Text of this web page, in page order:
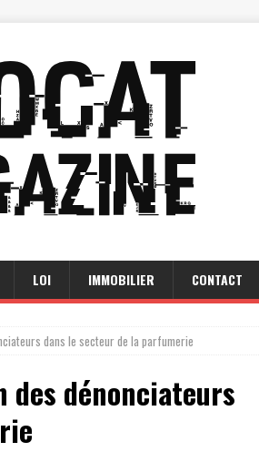
LOI IMMOBILIER CONTACT
dans le secteur de la parfumerie
dénonciateurs